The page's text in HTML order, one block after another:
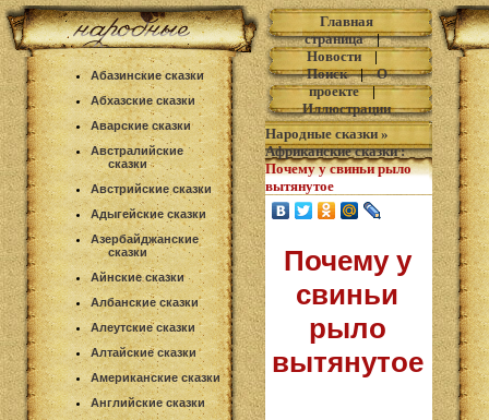
Абазинские сказки
Абхазские сказки
Аварские сказки
Австралийские
сказки
Австрийские сказки
Адыгейские сказки
Азербайджанские
сказки
Айнские сказки
Албанские сказки
Алеутские сказки
Алтайские сказки
Американские сказки
Английские сказки
Главная
страница|
Новости|
Поиск|О
проекте|
Иллюстрации
Народные сказки »
Африканские сказки:
Почему у свиньи рыло
вытянутое
Почему у
свиньи
рыло
вытянутое